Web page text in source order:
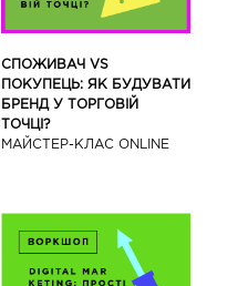
СПОЖИВАЧ VS
ПОКУПЕЦЬ: ЯК БУДУВАТИ
БРЕНД У ТОРГОВІЙ
ТОЧЦІ?
МАЙСТЕР-КЛАС ONLINE